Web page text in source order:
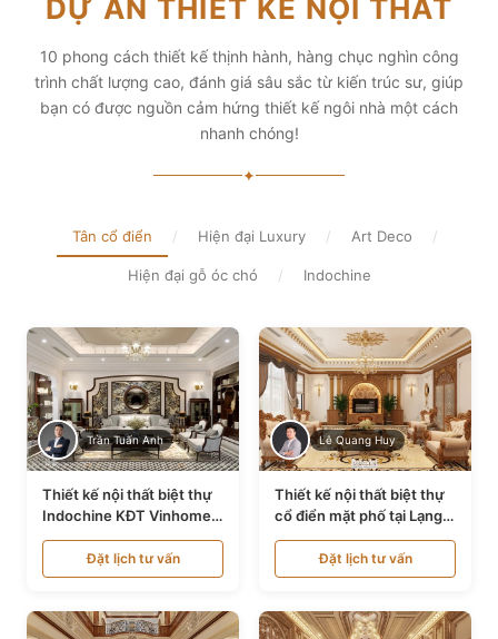
diện tích và thẩm mỹ
Xem chi tiết
DỰ ÁN THIẾT KẾ NỘI THẤT
10 phong cách thiết kế thịnh hành, hàng chục nghìn công
trình chất lượng cao, đánh giá sâu sắc từ kiến trúc sư, giúp
bạn có được nguồn cảm hứng thiết kế ngôi nhà một cách
nhanh chóng!
✦
Tân cổ điển / Hiện đại Luxury / Art Deco /
Hiện đại gỗ óc chó / Indochine
Trần Tuấn Anh
Thiết kế nội thất biệt thự
Indochine KĐT Vinhomes
Ocean Park NT24600
Đặt lịch tư vấn
Lê Quang Huy
Thiết kế nội thất biệt thự
cổ điển mặt phố tại Lạng
Sơn NT24534
Đặt lịch tư vấn